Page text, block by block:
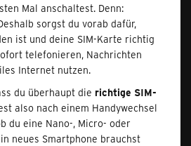
Mal anschaltest. Denn:
sorgst du vorab dafür,
ist und deine SIM-Karte richtig
telefonieren, Nachrichten
Internet nutzen.
du überhaupt die richtige SIM-
also nach einem Handywechsel
du eine Nano-, Micro- oder
neues Smartphone brauchst